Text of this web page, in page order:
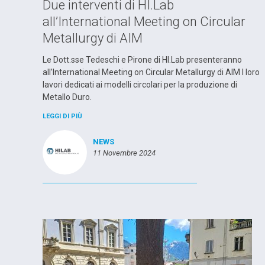
Due interventi di HI.Lab
all’International Meeting on Circular
Metallurgy di AIM
Le Dott.sse Tedeschi e Pirone di HI.Lab presenteranno
all’International Meeting on Circular Metallurgy di AIM I loro
lavori dedicati ai modelli circolari per la produzione di
Metallo Duro.
LEGGI DI PIÙ
NEWS
11 Novembre 2024